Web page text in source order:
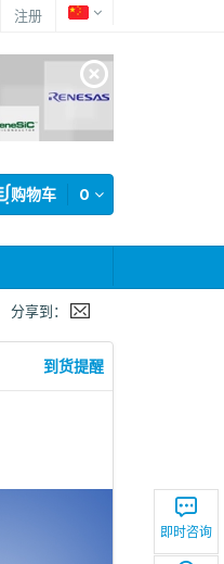
注册
即时咨询
0
购物车
分享到：
到货提醒